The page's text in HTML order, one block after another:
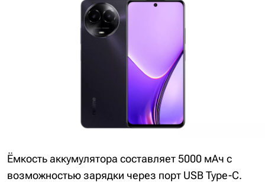
Ёмкость аккумулятора составляет 5000 мАч с
возможностью зарядки через порт USB Type-C.